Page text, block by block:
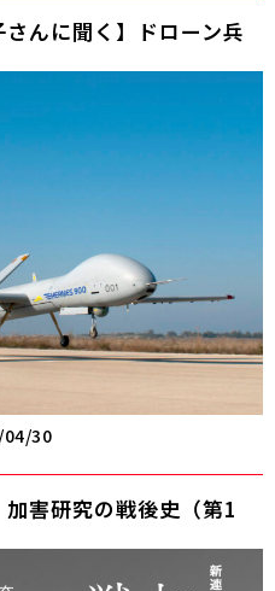
んに聞く】ドローン兵
04/30
加害研究の戦後史（第1